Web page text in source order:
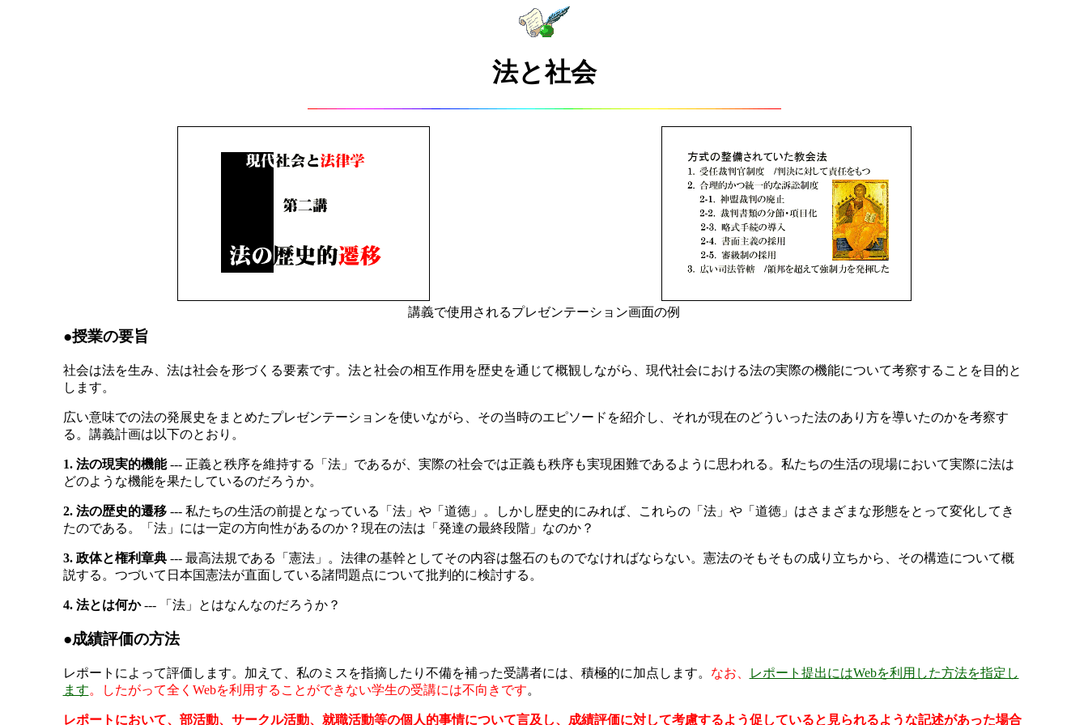
法と社会
講義で使用されるプレゼンテーション画面の例
●授業の要旨
社会は法を生み、法は社会を形づくる要素です。法と社会の相互作用を歴史を通じて概観しながら、現代社会における法の実際の機能について考察することを目的と
します。
広い意味での法の発展史をまとめたプレゼンテーションを使いながら、その当時のエピソードを紹介し、それが現在のどういった法のあり方を導いたのかを考察す
る。講義計画は以下のとおり。
1. 法の現実的機能--- 正義と秩序を維持する「法」であるが、実際の社会では正義も秩序も実現困難であるように思われる。私たちの生活の現場において実際に法は
どのような機能を果たしているのだろうか。
2. 法の歴史的遷移--- 私たちの生活の前提となっている「法」や「道徳」。しかし歴史的にみれば、これらの「法」や「道徳」はさまざまな形態をとって変化してき
たのである。「法」には一定の方向性があるのか？現在の法は「発達の最終段階」なのか？
3. 政体と権利章典--- 最高法規である「憲法」。法律の基幹としてその内容は盤石のものでなければならない。憲法のそもそもの成り立ちから、その構造について概
説する。つづいて日本国憲法が直面している諸問題点について批判的に検討する。
4. 法とは何か--- 「法」とはなんなのだろうか？
●成績評価の方法
レポートによって評価します。加えて、私のミスを指摘したり不備を補った受講者には、積極的に加点します。 なお、
レポート提出にはWebを利用した方法を指定し
ます。したがって全くWebを利用することができない学生の受講には不向きです。
レポートにおいて、部活動、サークル活動、就職活動等の個人的事情について言及し、成績評価に対して考慮するよう促していると見られるような記述があった場合